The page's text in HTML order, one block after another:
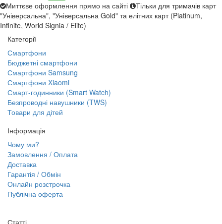
Миттєве оформлення прямо на сайті
Тільки для тримачів карт
"Універсальна", "Універсальна Gold" та елітних карт (Platinum,
Infinite, World Signia / Elite)
Категорії
Смартфони
Бюджетні смартфони
Смартфони Samsung
Смартфони Xiaomi
Смарт-годинники (Smart Watch)
Безпроводні навушники (TWS)
Товари для дітей
Інформація
Чому ми?
Замовлення / Оплата
Доставка
Гарантія / Обмін
Онлайн розстрочка
Публічна оферта
Статті